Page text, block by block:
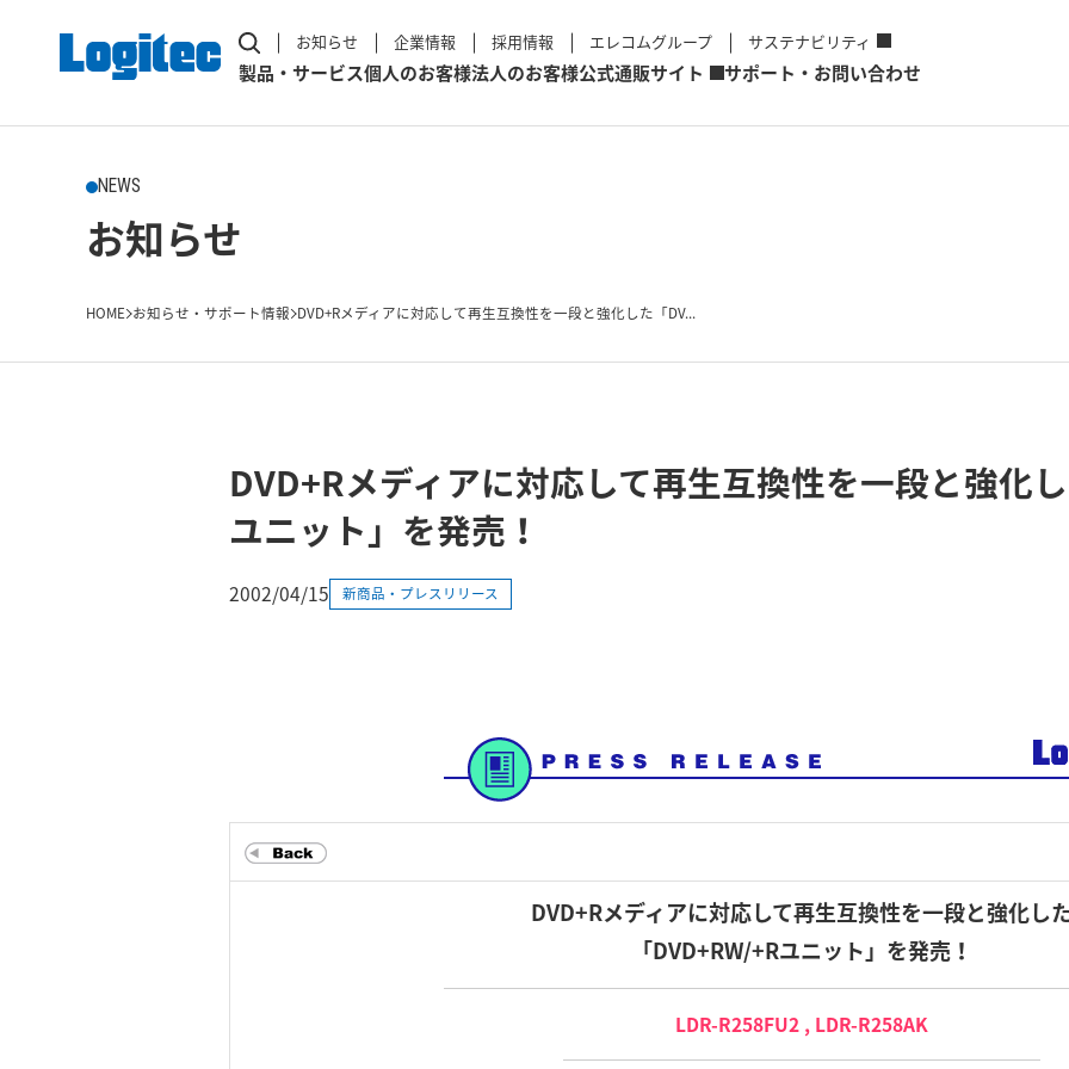
お知らせ 企業情報 採用情報 エレコムグループ サステナビリティ
製品・サービス個人のお客様法人のお客様公式通販サイト サポート・お問い合わせ
NEWS
お知らせ
HOME お知らせ・サポート情報 DVD+Rメディアに対応して再生互換性を一段と強化した「DV...
DVD+Rメディアに対応して再生互換性を一段と強化
ユニット」を発売！
2002/04/15 新商品・プレスリリース
DVD+Rメディアに対応して再生互換性を一段と強化し
「DVD+RW/+Rユニット」を発売！
LDR-R258FU2 , LDR-R258AK